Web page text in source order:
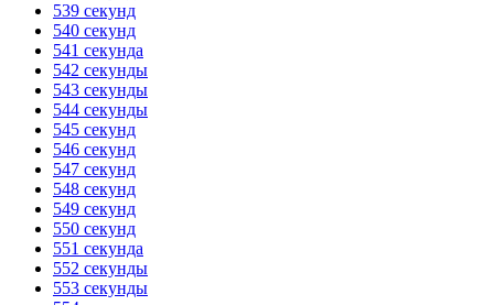
539 секунд
540 секунд
541 секунда
542 секунды
543 секунды
544 секунды
545 секунд
546 секунд
547 секунд
548 секунд
549 секунд
550 секунд
551 секунда
552 секунды
553 секунды